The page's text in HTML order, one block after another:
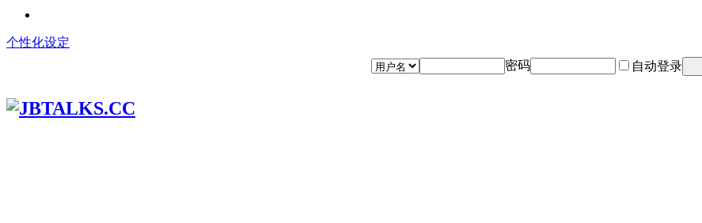
个性化设定
密码
自动登录